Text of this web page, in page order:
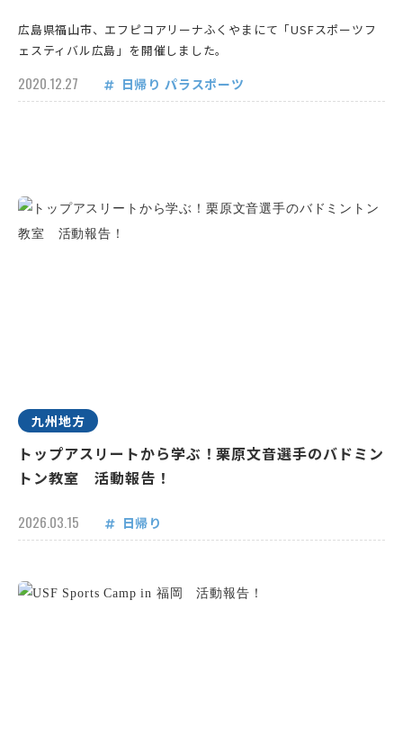
広島県福山市、エフピコアリーナふくやまにて「USFスポーツフ
ェスティバル広島」を開催しました。
2020.12.27 日帰り パラスポーツ
九州地方
トップアスリートから学ぶ！栗原文音選手のバドミン
トン教室 活動報告！
2026.03.15 日帰り